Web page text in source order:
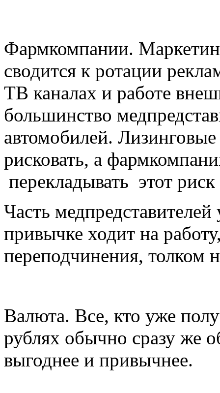
Фармкомпании.
сводится к ротации
ТВ каналах и работе
большинство
автомобилей.
рисковать, а
перекладывать этот риск
Часть
привычке ходит на
переподчинения, толком
Валюта. Все, кто уже
рублях обычно сразу же
выгоднее и привычнее.